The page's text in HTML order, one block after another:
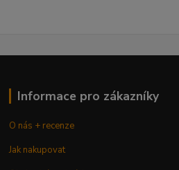
Informace pro zákazníky
O nás + recenze
Jak nakupovat